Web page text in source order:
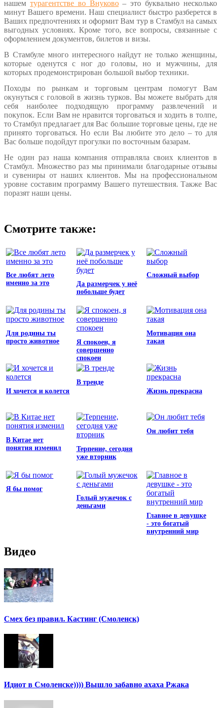
нашем турагентстве во Внуково– это буквально несколько
минут Вашего времени. Наш специалист быстро разберется в
Ваших предпочтениях и оформит Вам тур в Стамбул на самых
выгодных условиях. Кроме того, все вопросы, связанные с
оформлением документов, билетов и визы.
В Стамбуле много интересного найдут не только женщины,
которые оденутся с ног до головы, но и мужчины, для
которых продемонстрирован большой выбор техники.
Походы по рынкам и торговым центрам помогут Вам
окунуться с головой в жизнь турков. Вы можете выбрать для
себя наиболее подходящую программу развлечений и
покупок. Если Вам не нравится торговаться и ходить в толпе,
то Стамбул предлагает для Вас большие торговые цены, где не
принято торговаться. Но если Вы любите это дело – то для
Вас больше подойдут прогулки по восточным базарам.
Не один раз наша компания отправляла своих клиентов в
Стамбул. Множество раз мы принимали благодарные отзывы
и сувениры от наших клиентов. Мы на профессиональном
уровне составим программу Вашего путешествия. Также Вас
поразят наши цены.
Смотрите также:
Все любят лето
именно за это
Да размерчек у неё
побольше будет
Сложный выбор
Для родины ты
просто животное
Я спокоен, я
совершенно
спокоен
Мотивация она
такая
И хочется и колется
В тренде
Жизнь прекрасна
В Китае нет
понятия изменил
Терпение, сегодня
уже вторник
Он любит тебя
Я бы помог
Голый мужечок с
деньгами
Главное в девушке
- это богатый
внутренний мир
Видео
Смех без правил. Кастинг (Смоленск)
Идиот в Смоленске)))) Вышло забавно ахаха Ржака